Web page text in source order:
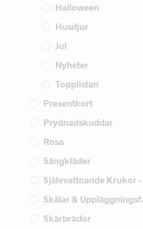
Halloween
Husdjur
Jul
Nyheter
Topplistan
Presentkort
Prydnadskuddar
Rosa
Sängkläder
Självvattnande Krukor
Skålar &
Skärbrädor